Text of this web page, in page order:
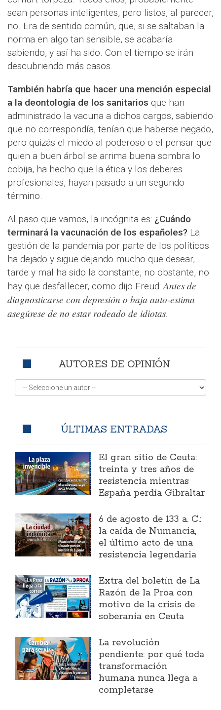
sean personas inteligentes, pero listos, al parecer,
no. Era de sentido común, que, si se saltaban la
norma en algo tan sensible, se acabaría
sabiendo, y así ha sido. Con el tiempo se irán
descubriendo más casos.
También habría que hacer una mención especial
a la deontología de los sanitarios que han
administrado la vacuna a dichos cargos, sabiendo
que no correspondía, tenían que haberse negado,
pero quizás el miedo al poderoso o el pensar que
quien a buen árbol se arrima buena sombra lo
cobija, ha hecho que la ética y los deberes
profesionales, hayan pasado a un segundo
término.
Al paso que vamos, la incógnita es: ¿Cuándo
terminará la vacunación de los españoles? La
gestión de la pandemia por parte de los políticos
ha dejado y sigue dejando mucho que desear,
tarde y mal ha sido la constante, no obstante, no
hay que desfallecer, como dijo Freud:Antes de
diagnosticarse con depresión o baja auto-estima
asegúrese de no estar rodeado de idiotas.
AUTORES DE OPINIÓN
ÚLTIMAS ENTRADAS
El gran sitio de Ceuta:
treinta y tres años de
resistencia mientras
España perdía Gibraltar
6 de agosto de 133 a. C.:
la caída de Numancia,
el último acto de una
resistencia legendaria
Extra del boletín de La
Razón de la Proa con
motivo de la crisis de
soberanía en Ceuta
La revolución
pendiente: por qué toda
transformación
humana nunca llega a
completarse